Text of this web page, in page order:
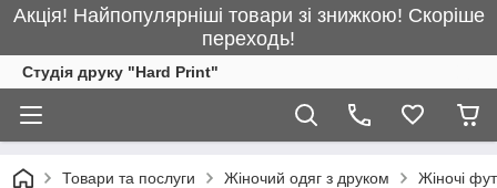
Акція! Найпопулярніші товари зі знижкою! Скоріше
переходь!
Студія друку "Hard Print"
Товари та послуги Жіночий одяг з друком Жіночі